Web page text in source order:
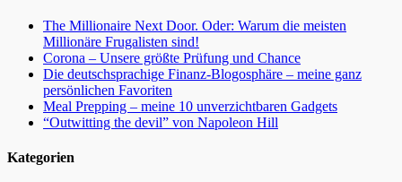
The Millionaire Next Door. Oder: Warum die meisten
Millionäre Frugalisten sind!
Corona – Unsere größte Prüfung und Chance
Die deutschsprachige Finanz-Blogosphäre – meine ganz
persönlichen Favoriten
Meal Prepping – meine 10 unverzichtbaren Gadgets
“Outwitting the devil” von Napoleon Hill
Kategorien